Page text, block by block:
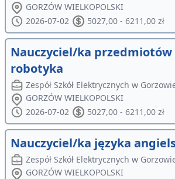
GORZÓW WIELKOPOLSKI
2026-07-02
5027,00 - 6211,00 zł
Nauczyciel/ka przedmiotów
robotyka
Zespół Szkół Elektrycznych w
GORZÓW WIELKOPOLSKI
2026-07-02
5027,00 - 6211,00 zł
Nauczyciel/ka języka
Zespół Szkół Elektrycznych w
GORZÓW WIELKOPOLSKI